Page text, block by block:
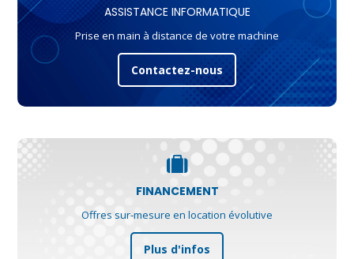
ASSISTANCE INFORMATIQUE
Prise en main à distance de votre machine
Contactez-nous
FINANCEMENT
Offres sur-mesure en location évolutive
Plus d'infos